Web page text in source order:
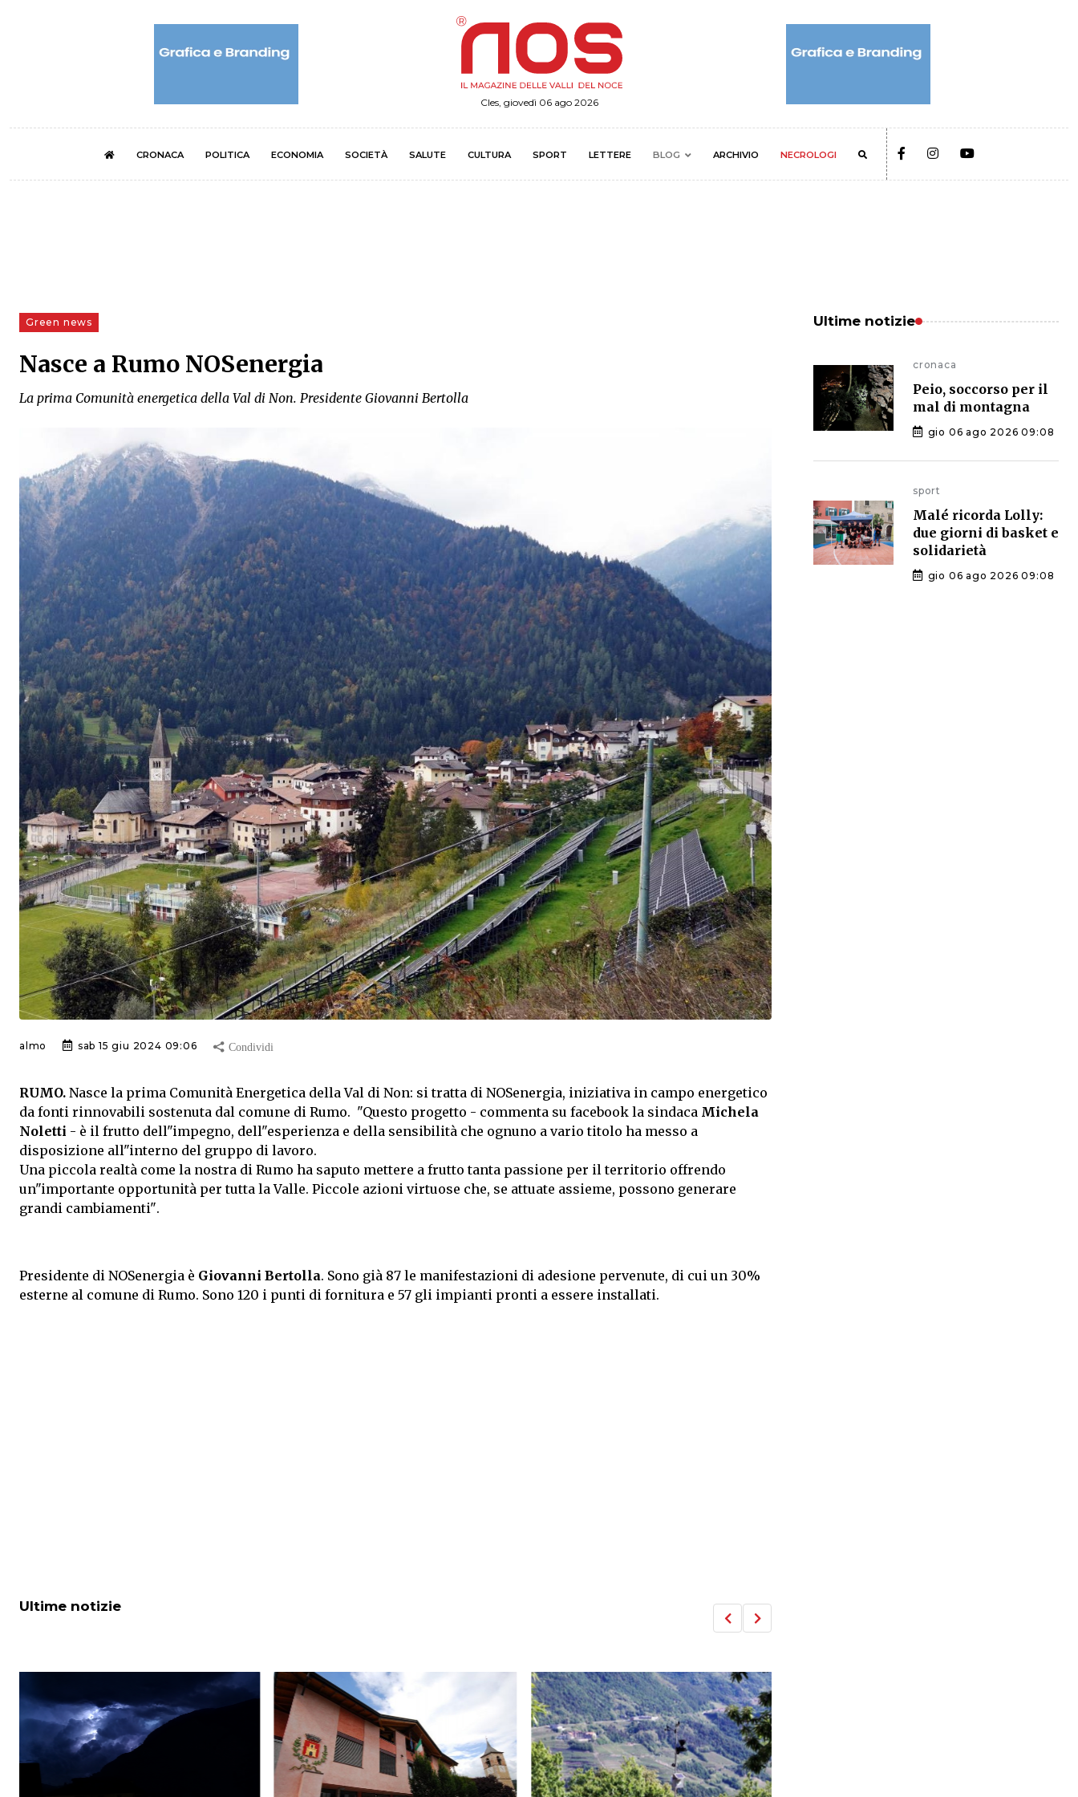
Cles, giovedì 06 ago 2026
CRONACA POLITICA ECONOMIA SOCIETÀ SALUTE CULTURA SPORT LETTERE BLOG ARCHIVIO NECROLOGI
Green news
Nasce a Rumo NOSenergia
La prima Comunità energetica della Val di Non. Presidente Giovanni Bertolla
almo sab 15 giu 2024 09:06
RUMO. Nasce la prima Comunità Energetica della Val di Non: si tratta di NOSenergia, iniziativa in campo energetico
da fonti rinnovabili sostenuta dal comune di Rumo. "Questo progetto - commenta su facebook la sindaca Michela
Noletti - è il frutto dell"impegno, dell"esperienza e della sensibilità che ognuno a vario titolo ha messo a
disposizione all"interno del gruppo di lavoro.
Una piccola realtà come la nostra di Rumo ha saputo mettere a frutto tanta passione per il territorio offrendo
un"importante opportunità per tutta la Valle. Piccole azioni virtuose che, se attuate assieme, possono generare
grandi cambiamenti".
Presidente di NOSenergia è Giovanni Bertolla. Sono già 87 le manifestazioni di adesione pervenute, di cui un 30%
esterne al comune di Rumo. Sono 120 i punti di fornitura e 57 gli impianti pronti a essere installati.
Ultime notizie
Ultime notizie
cronaca
Peio, soccorso per il
mal di montagna
gio 06 ago 2026 09:08
sport
Malé ricorda Lolly:
due giorni di basket e
solidarietà
gio 06 ago 2026 09:08